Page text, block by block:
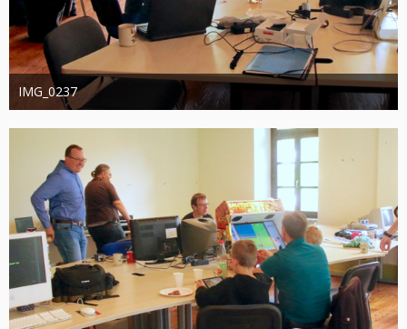
IMG_0237
joachimschwanter
9. Oktober 2023
396
0 0